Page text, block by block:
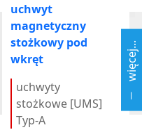
uchwyt
magnetyczny
stożkowy pod
wkręt
uchwyty
stożkowe [UMS]
Typ-A
więcej...